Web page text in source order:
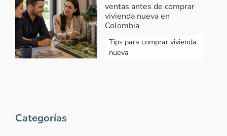
ventas antes de comprar
vivienda nueva en
Colombia
Tips para comprar vivienda
nueva
Categorías